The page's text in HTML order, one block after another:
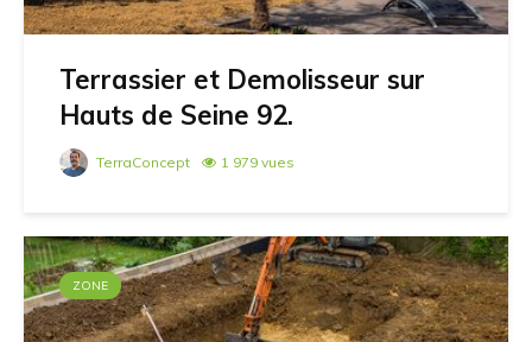
Terrassier et Demolisseur sur
Hauts de Seine 92.
TerraConcept 1 979 vues
ZONE